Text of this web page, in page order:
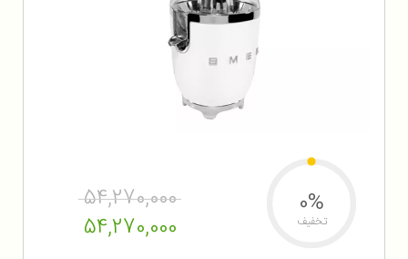
54,270,000
54,270,000
0%
تخفیف